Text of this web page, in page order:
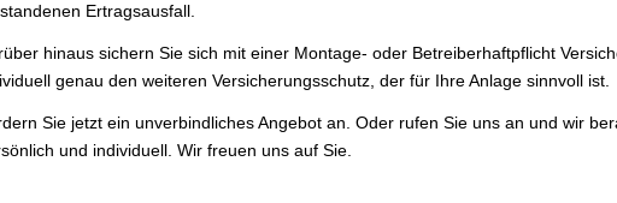
Ertragsausfall.
hinaus sichern Sie sich mit einer Montage- oder Betreiberhaftpflicht
genau den weiteren Versicherungsschutz, der für Ihre Anlage sinnvoll ist.
Sie jetzt ein unverbindliches Angebot an. Oder rufen Sie uns an und wir
und individuell. Wir freuen uns auf Sie.